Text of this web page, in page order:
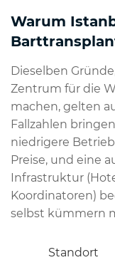
Warum
Dieselben
Zentrum für die
machen, gelten
Fallzahlen
niedrigere
Preise, und eine
Infrastruktur
Koordinatoren)
selbst kümmern
Standort